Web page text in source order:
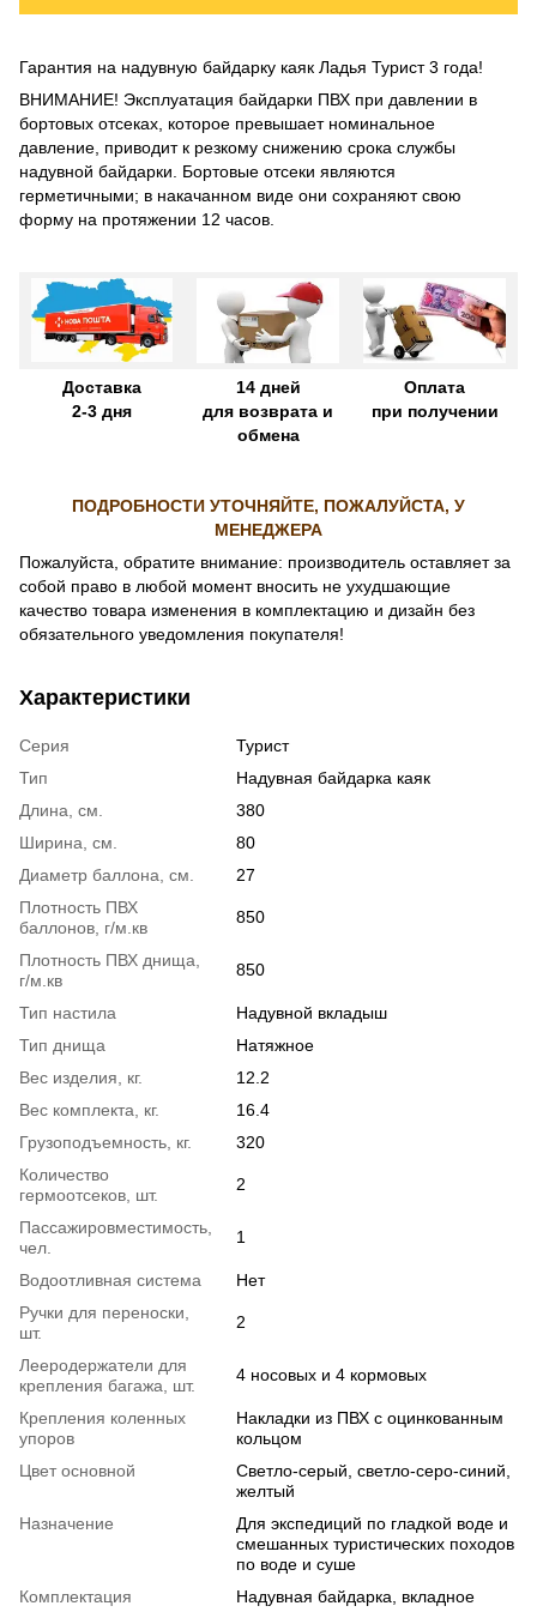
Гарантия на надувную байдарку каяк Ладья Турист 3 года!
ВНИМАНИЕ! Эксплуатация байдарки ПВХ при давлении в
бортовых отсеках, которое превышает номинальное
давление, приводит к резкому снижению срока службы
надувной байдарки. Бортовые отсеки являются
герметичными; в накачанном виде они сохраняют свою
форму на протяжении 12 часов.
Доставка
2-3 дня
14 дней
для возврата и
обмена
Оплата
при получении
ПОДРОБНОСТИ УТОЧНЯЙТЕ, ПОЖАЛУЙСТА, У
МЕНЕДЖЕРА
Пожалуйста, обратите внимание: производитель оставляет за
собой право в любой момент вносить не ухудшающие
качество товара изменения в комплектацию и дизайн без
обязательного уведомления покупателя!
Характеристики
Серия
Турист
Тип
Надувная байдарка каяк
Длина, см.
380
Ширина, см.
80
Диаметр баллона, см.
27
Плотность ПВХ
баллонов, г/м.кв
850
Плотность ПВХ днища,
г/м.кв
850
Тип настила
Надувной вкладыш
Тип днища
Натяжное
Вес изделия, кг.
12.2
Вес комплекта, кг.
16.4
Грузоподъемность, кг.
320
Количество
гермоотсеков, шт.
2
Пассажировместимость,
чел.
1
Водоотливная система
Нет
Ручки для переноски,
шт.
2
Лееродержатели для
крепления багажа, шт.
4 носовых и 4 кормовых
Крепления коленных
упоров
Накладки из ПВХ с оцинкованным
кольцом
Цвет основной
Светло-серый, светло-серо-синий,
желтый
Назначение
Для экспедиций по гладкой воде и
смешанных туристических походов
по воде и суше
Комплектация
Надувная байдарка, вкладное